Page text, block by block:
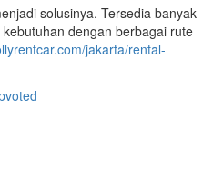
solusinya. Tersedia banyak
dengan berbagai rute
jakarta/rental-